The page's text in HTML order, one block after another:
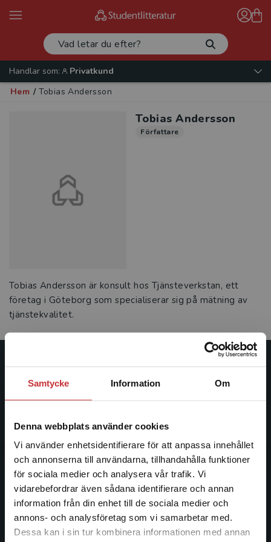
Samtycke Information Om
Denna webbplats använder cookies
Vi använder enhetsidentifierare för att anpassa innehållet
och annonserna till användarna, tillhandahålla funktioner
för sociala medier och analysera vår trafik. Vi
vidarebefordrar även sådana identifierare och annan
information från din enhet till de sociala medier och
annons- och analysföretag som vi samarbetar med.
Dessa kan i sin tur kombinera informationen med annan
Begränsad fraktregion
Handlar som:
Privatkund
Hem / Tobias Andersson
Tobias Andersson
Författare
Tobias Andersson är konsult hos Tjänsteverkstan, ett
företag i Göteborg som specialiserar sig på mätning av
tjänstekvalitet.
Studentlitteratur
Studentlitteratur grundades 1963 och är idag Sveriges
facklitteratur, utbildningar och digitala
informationstjänster i utbudet, finns Studentlitteratur med
längs hela kunskapsresan.
Kontakta oss
Kontakta oss